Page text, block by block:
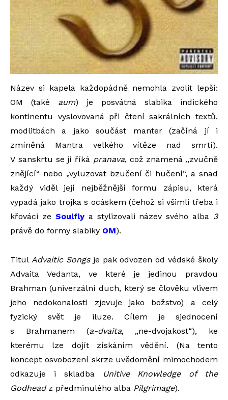
Název si kapela každopádně nemohla zvolit lepší:
OM (také aum) je posvátná slabika indického
kontinentu vyslovovaná při čtení sakrálních textů,
modlitbách a jako součást manter (začíná jí i
zmíněná Mantra velkého vítěze nad smrtí).
V sanskrtu se jí říká pranava, což znamená „zvučně
znějící“ nebo „vyluzovat bzučení či hučení“, a snad
každý viděl její nejběžnější formu zápisu, která
vypadá jako trojka s ocáskem (čehož si všimli třeba i
křováci ze Soulflya stylizovali název svého alba 3
právě do formy slabiky OM).
Titul Advaitic Songsje pak odvozen od védské školy
Advaita Vedanta, ve které je jedinou pravdou
Brahman (univerzální duch, který se člověku vlivem
jeho nedokonalosti zjevuje jako božstvo) a celý
fyzický svět je iluze. Cílem je sjednocení
s Brahmanem (a-dvaita, „ne-dvojakost“), ke
kterému lze dojít získáním vědění. (Na tento
koncept osvobození skrze uvědomění mimochodem
odkazuje i skladba
Unitive Knowledge of the
Godheadz předminulého alba Pilgrimage).